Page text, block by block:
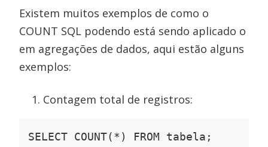
Existem muitos exemplos de como o
COUNT SQL podendo está sendo aplicado o
em agregações de dados, aqui estão alguns
exemplos:
Contagem total de registros:
SELECT COUNT(*) FROM tabela;